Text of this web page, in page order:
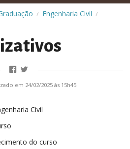
/ Engenharia Civil /
em 24/02/2025 às 15h45
Civil
do curso